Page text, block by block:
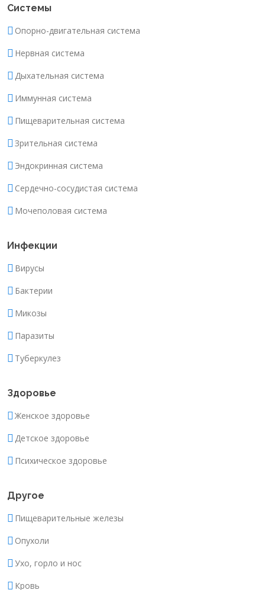
Системы
Опорно-двигательная система
Нервная система
Дыхательная система
Иммунная система
Пищеварительная система
Зрительная система
Эндокринная система
Сердечно-сосудистая система
Мочеполовая система
Инфекции
Вирусы
Бактерии
Микозы
Паразиты
Туберкулез
Здоровье
Женское здоровье
Детское здоровье
Психическое здоровье
Другое
Пищеварительные железы
Опухоли
Ухо, горло и нос
Кровь